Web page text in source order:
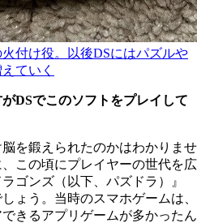
付け役。以後DSにはパズルや
ていく
DSでこのソフトをプレイして
を鍛えられたのかはわかりませ
この頃にプレイヤーの世代を広
ゴンズ（以下、パズドラ）』
ょう。当時のスマホゲームは、
きるアプリゲームが多かったん